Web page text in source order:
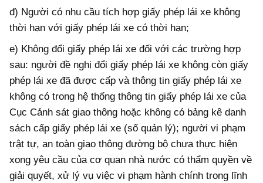
đ) Người có nhu cầu tích hợp giấy phép lái xe không
thời hạn với giấy phép lái xe có thời hạn;
e) Không đổi giấy phép lái xe đối với các trường hợp
sau: người đề nghị đổi giấy phép lái xe không còn giấy
phép lái xe đã được cấp và thông tin giấy phép lái xe
không có trong hệ thống thông tin giấy phép lái xe của
Cục Cảnh sát giao thông hoặc không có bảng kê danh
sách cấp giấy phép lái xe (sổ quản lý); người vi phạm
trật tự, an toàn giao thông đường bộ chưa thực hiện
xong yêu cầu của cơ quan nhà nước có thẩm quyền về
giải quyết, xử lý vụ việc vi phạm hành chính trong lĩnh